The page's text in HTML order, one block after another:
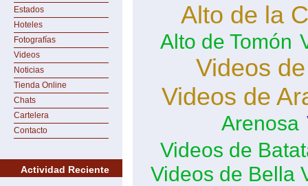
Estados
Hoteles
Fotografías
Videos
Noticias
Tienda Online
Chats
Cartelera
Contacto
Actividad Reciente
Alto de la
Alto de Tomón
Videos
Videos de
Arenosa
Videos de
Videos de Bella